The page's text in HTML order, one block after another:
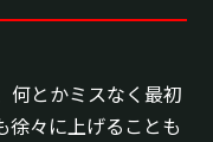
何とかミスなく最初
徐々に上げることも